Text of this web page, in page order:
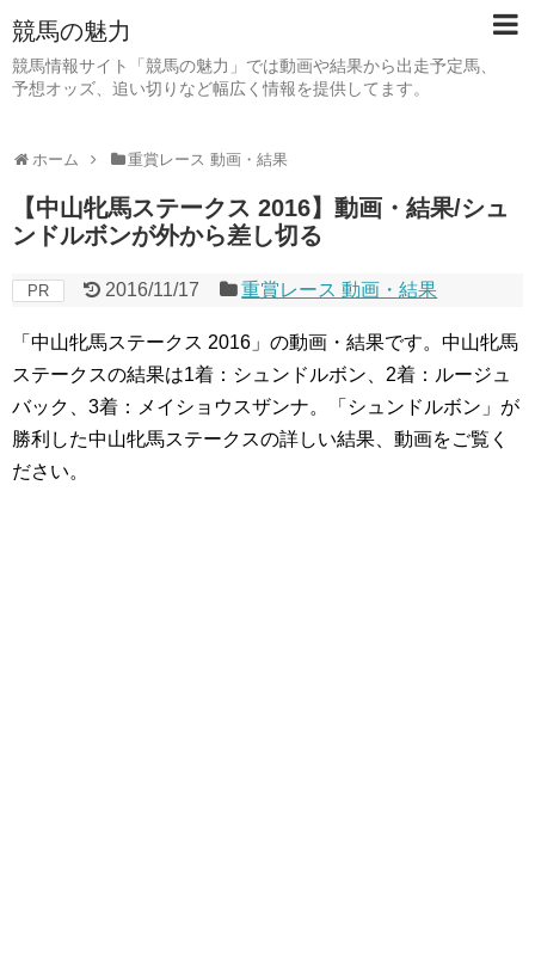
競馬の魅力
競馬情報サイト「競馬の魅力」では動画や結果から出走予定馬、
予想オッズ、追い切りなど幅広く情報を提供してます。
ホーム 重賞レース 動画・結果
【中山牝馬ステークス 2016】動画・結果/シュ
ンドルボンが外から差し切る
PR 2016/11/17 重賞レース 動画・結果
「中山牝馬ステークス 2016」の動画・結果です。中山牝馬
ステークスの結果は1着：シュンドルボン、2着：ルージュ
バック、3着：メイショウスザンナ。「シュンドルボン」が
勝利した中山牝馬ステークスの詳しい結果、動画をご覧く
ださい。